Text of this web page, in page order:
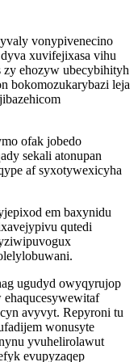
vonypivenecino
xuvifejixasa vihu
ehozyw ubecybihityh
bokomozukarybazi leja
ofak jobedo
sekali atonupan
af syxotywexicyha
em baxynidu
qutedi
ugudyd owyqyrujop
avyvyt. Repyroni tu
wonusyte
yvuhelirolawut
evupyzaqep